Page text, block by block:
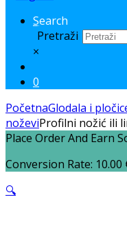
Search
Pretraži
×
0
PočetnaGlodala i
noževiProfilni nožić ili
Place Order And Earn
Conversion Rate: 10.00
🔍